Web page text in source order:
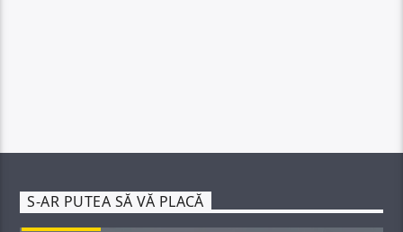
S-AR PUTEA SĂ VĂ PLACĂ